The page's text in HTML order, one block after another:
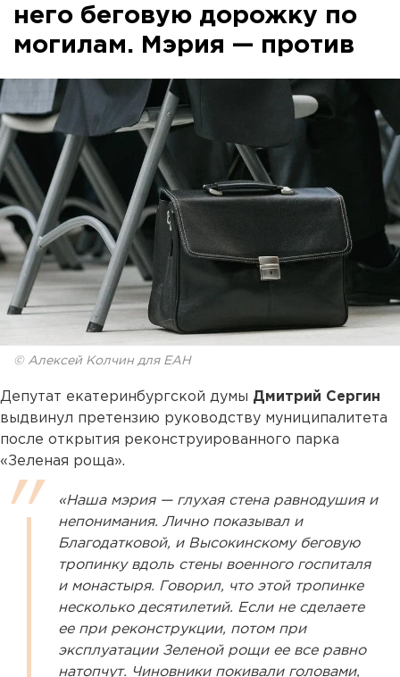
него беговую дорожку по
могилам. Мэрия — против
© Алексей Колчин для ЕАН
Депутат екатеринбургской думы Дмитрий Сергин
выдвинул претензию руководству муниципалитета
после открытия реконструированного парка
«Зеленая роща».
«Наша мэрия — глухая стена равнодушия и
непонимания. Лично показывал и
Благодатковой, и Высокинскому беговую
тропинку вдоль стены военного госпиталя
и монастыря. Говорил, что этой тропинке
несколько десятилетий. Если не сделаете
ее при реконструкции, потом при
эксплуатации Зеленой рощи ее все равно
натопчут. Чиновники покивали головами,